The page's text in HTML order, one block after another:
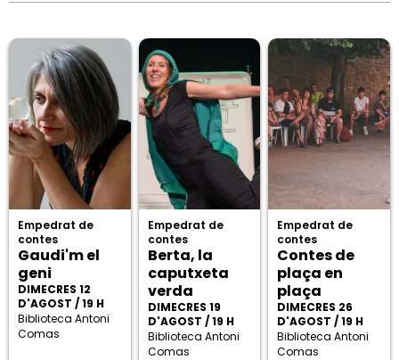
Empedrat de
contes
Gaudi'm el
geni
DIMECRES 12
D'AGOST / 19 H
Biblioteca Antoni
Comas
Empedrat de
contes
Berta, la
caputxeta
verda
DIMECRES 19
D'AGOST / 19 H
Biblioteca Antoni
Comas
Empedrat de
contes
Contes de
plaça en
plaça
DIMECRES 26
D'AGOST / 19 H
Biblioteca Antoni
Comas